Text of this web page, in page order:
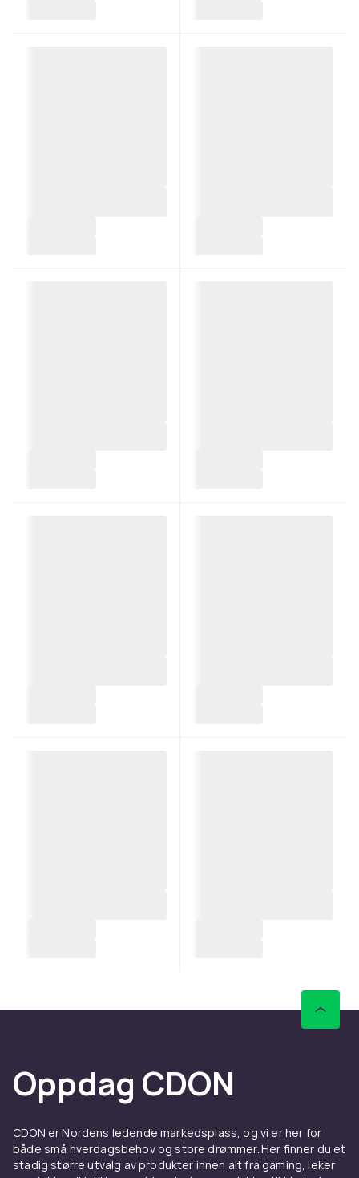
Oppdag CDON
CDON er Nordens ledende markedsplass, og vi er her for
både små hverdagsbehov og store drømmer. Her finner du et
stadig større utvalg av produkter innen alt fra gaming, leker